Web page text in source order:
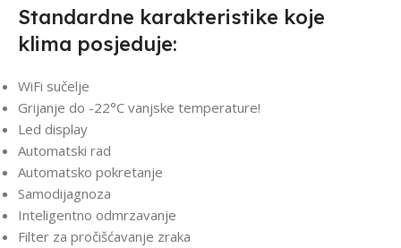
Standardne karakteristike koje
klima posjeduje:
WiFi sučelje
Grijanje do -22°C vanjske temperature!
Led display
Automatski rad
Automatsko pokretanje
Samodijagnoza
Inteligentno odmrzavanje
Filter za pročišćavanje zraka